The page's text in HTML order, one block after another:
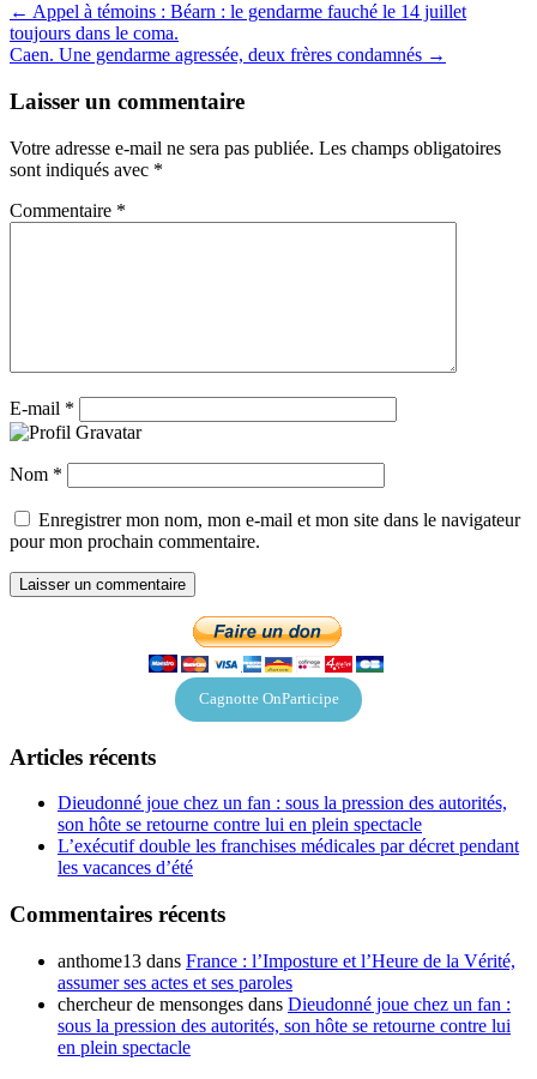
← Appel à témoins : Béarn : le gendarme fauché le 14 juillet
toujours dans le coma.
Caen. Une gendarme agressée, deux frères condamnés →
Laisser un commentaire
Votre adresse e-mail ne sera pas publiée. Les champs obligatoires
sont indiqués avec *
Commentaire *
E-mail *
Nom *
Enregistrer mon nom, mon e-mail et mon site dans le navigateur
pour mon prochain commentaire.
Cagnotte OnParticipe
Articles récents
Dieudonné joue chez un fan : sous la pression des autorités,
son hôte se retourne contre lui en plein spectacle
L’exécutif double les franchises médicales par décret pendant
les vacances d’été
Commentaires récents
anthome13 dans France : l’Imposture et l’Heure de la Vérité,
assumer ses actes et ses paroles
chercheur de mensonges dans Dieudonné joue chez un fan :
sous la pression des autorités, son hôte se retourne contre lui
en plein spectacle